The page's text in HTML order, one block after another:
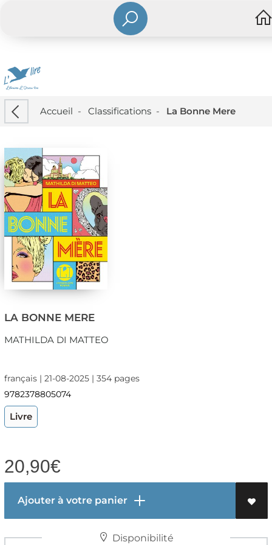
Accueil - Classifications- La Bonne Mere
LA BONNE MERE
MATHILDA DI MATTEO
français | 21-08-2025 | 354 pages
9782378805074
Livre
20,90€
Ajouter à votre panier
Disponibilité